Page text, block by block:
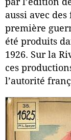
par l’édition
aussi avec
première
été produits
1926. Sur la
ces
l’autorité